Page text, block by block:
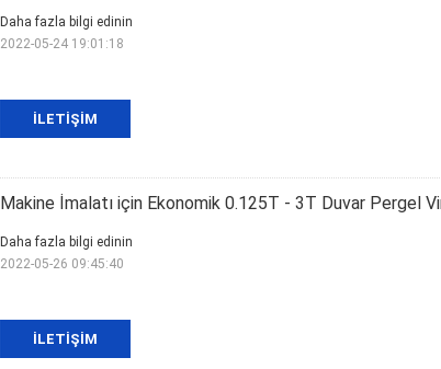
İLETIŞIM
Daha fazla bilgi edinin
2022-05-24 19:01:18
Makine İmalatı için Ekonomik 0.125T - 3T Duvar Pergel
İLETIŞIM
Daha fazla bilgi edinin
2022-05-26 09:45:40